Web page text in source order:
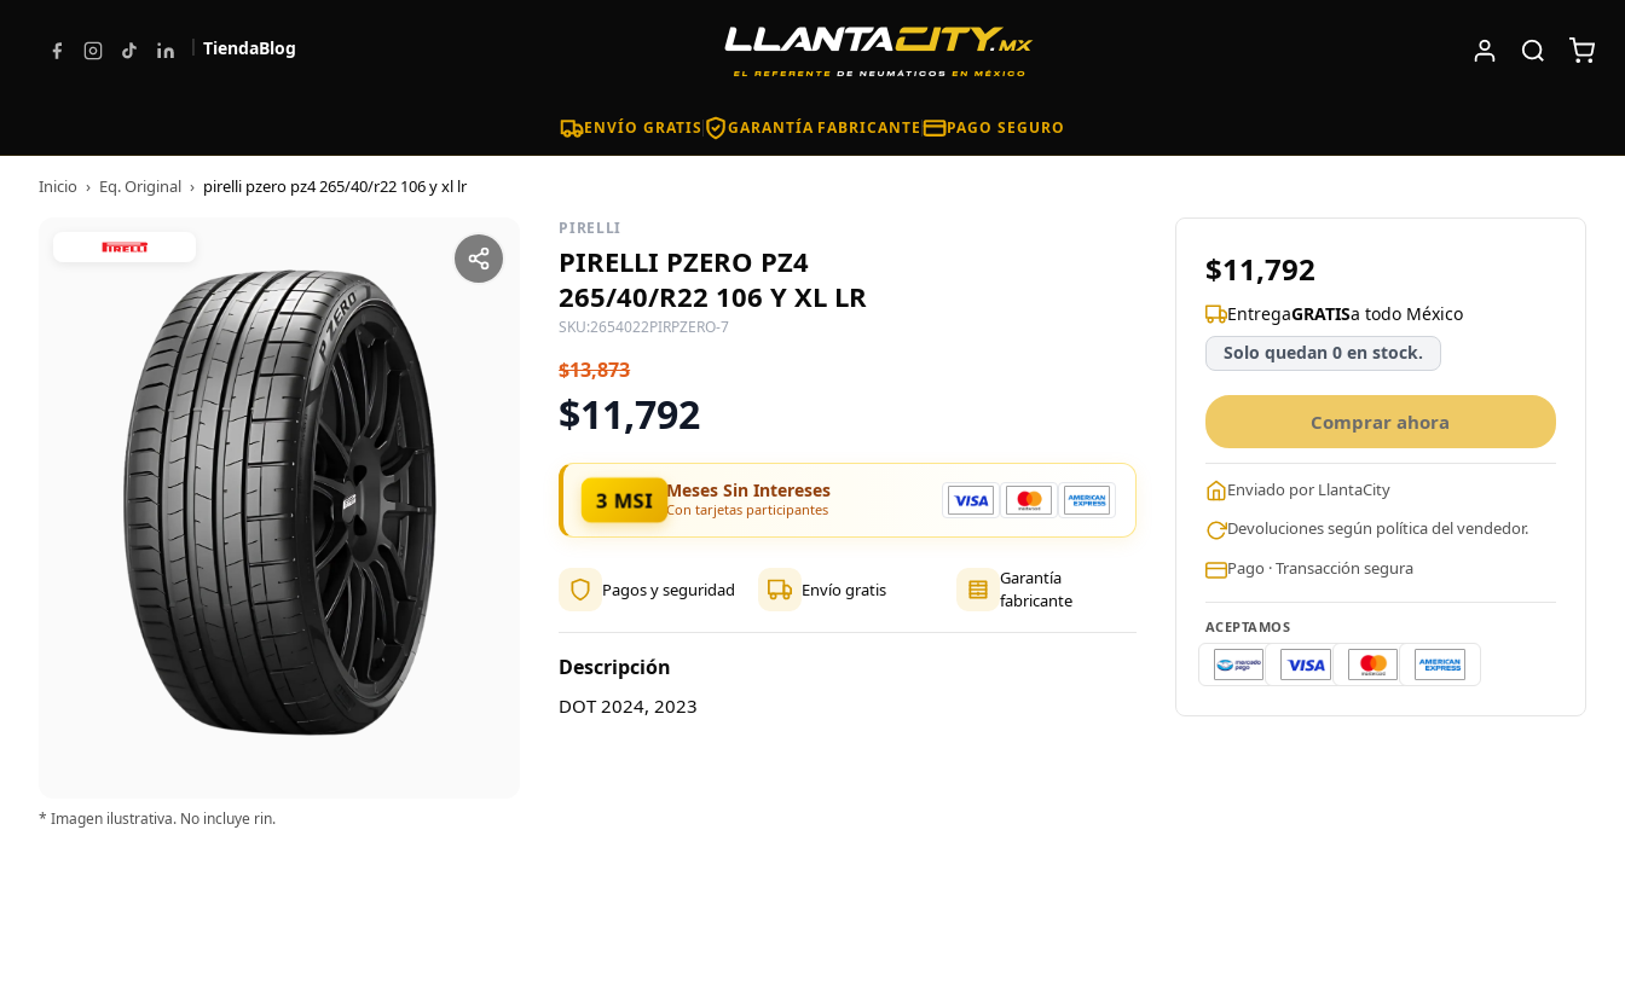
| TiendaBlog
ENVÍO GRATIS GARANTÍA FABRICANTE PAGO SEGURO
Inicio › Eq. Original › pirelli pzero pz4 265/40/r22 106 y xl lr
* Imagen ilustrativa. No incluye rin.
PIRELLI
PIRELLI PZERO PZ4
265/40/R22 106 Y XL LR
SKU:2654022PIRPZERO-7
$13,873
$11,792
3 MSI Meses Sin Intereses
Con tarjetas participantes
Pagos y seguridad Envío gratis
Garantía
fabricante
Descripción
DOT 2024, 2023
$11,792
EntregaGRATISa todo México
Solo quedan 0 en stock.
Comprar ahora
Enviado por LlantaCity
Devoluciones según política del vendedor.
Pago · Transacción segura
ACEPTAMOS